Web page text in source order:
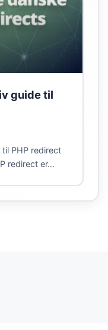
guide til
PHP redirect
redirect er…